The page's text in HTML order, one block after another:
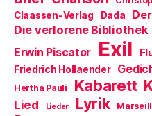
Claassen-Verlag Dada
Die verlorene Bibliothek
Erwin Piscator Exil
Friedrich Hollaender
Hertha Pauli Kabarett
Lied Lieder Lyrik